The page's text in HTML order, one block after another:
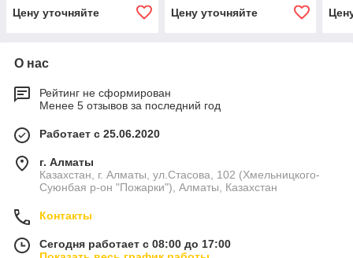
Цену уточняйте
Цену уточняйте
О нас
Рейтинг не сформирован
Менее 5 отзывов за последний год
Работает с 25.06.2020
г. Алматы
Казахстан, г. Алматы, ул.Стасова, 102 (Хмельницкого-
Суюнбая р-он "Пожарки"), Алматы, Казахстан
Контакты
Сегодня работает с 08:00 до 17:00